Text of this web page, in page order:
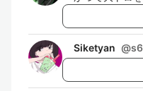
Siketyan @